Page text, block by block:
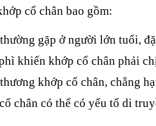
cổ chân bao gồm:
gặp ở người lớn tuổi,
khiến khớp cổ chân phải
khớp cổ chân, chẳng
chân có thể có yếu tố di